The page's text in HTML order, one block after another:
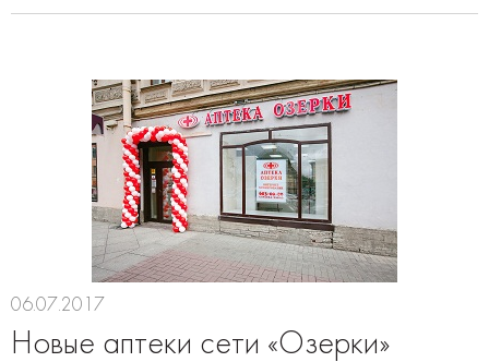
06.07.2017
Новые аптеки сети «Озерки»